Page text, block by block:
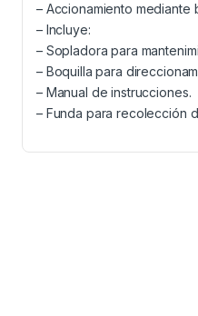
– Accionamiento mediante
– Incluye:
– Sopladora para
– Boquilla para
– Manual de instrucciones.
– Funda para recolección